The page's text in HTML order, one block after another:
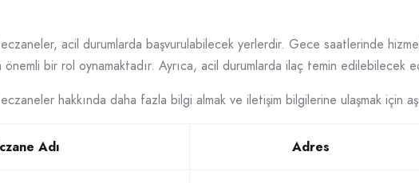
acil durumlarda başvurulabilecek yerlerdir. Gece saatlerinde
önemli bir rol oynamaktadır. Ayrıca, acil durumlarda ilaç temin edilebilecek
hakkında daha fazla bilgi almak ve iletişim bilgilerine ulaşmak için
Adı Adres